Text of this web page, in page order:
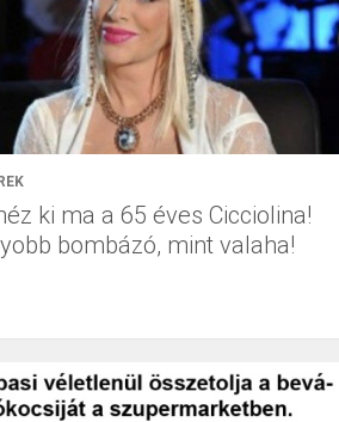
ki ma a 65 éves Cicciolina!
bombázó, mint valaha!